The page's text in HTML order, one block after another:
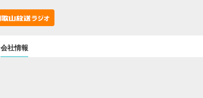
会社情報